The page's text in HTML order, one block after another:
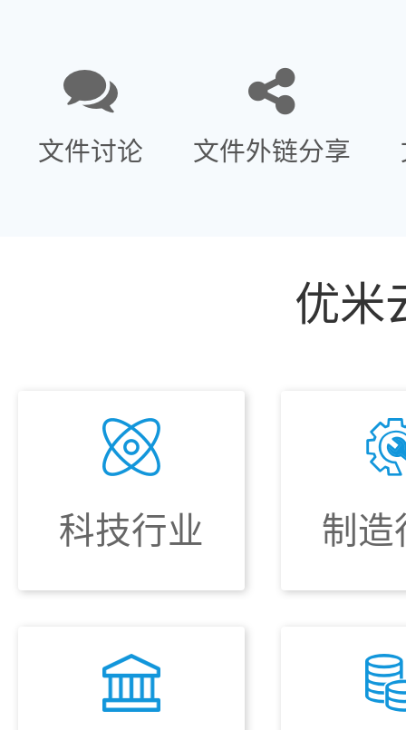
文件讨论 文件外链分享
优米
科技行业 制造